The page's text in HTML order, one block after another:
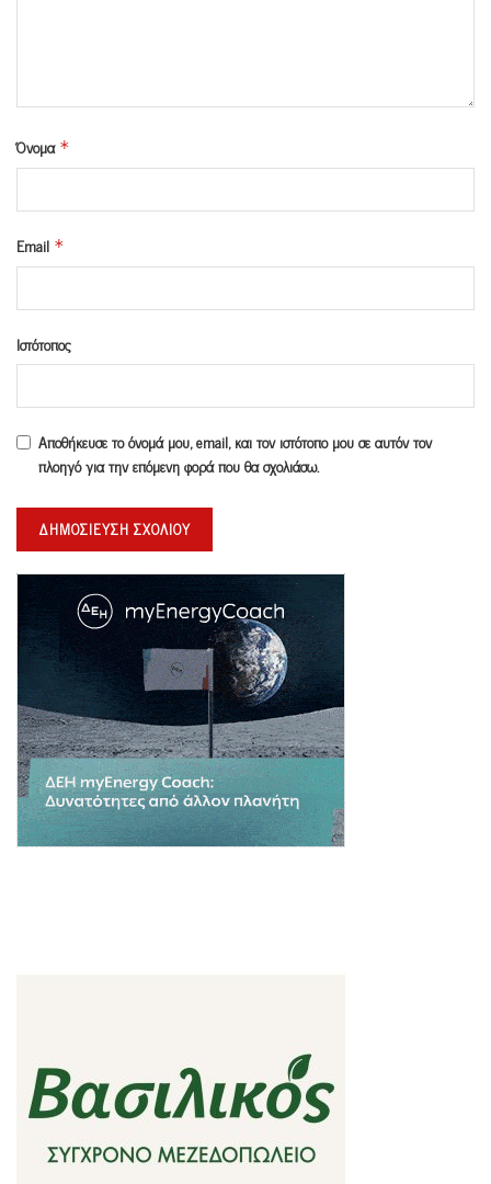
Όνομα *
Email *
Ιστότοπος
Αποθήκευσε το όνομά μου, email, και τον ιστότοπο μου σε αυτόν τον
πλοηγό για την επόμενη φορά που θα σχολιάσω.